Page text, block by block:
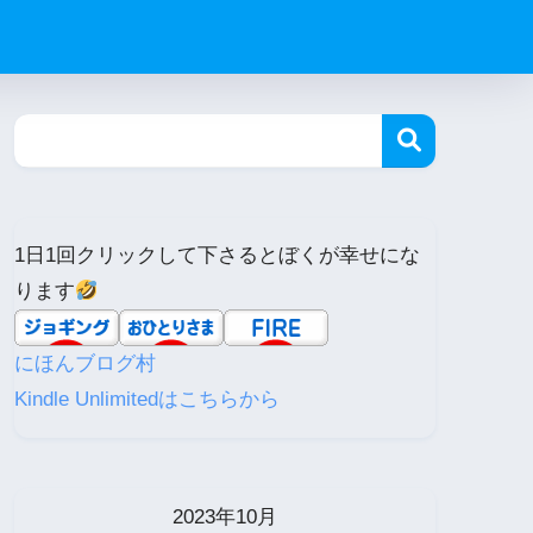
1日1回クリックして下さるとぼくが幸せにな
ります
にほんブログ村
Kindle Unlimitedはこちらから
2023年10月